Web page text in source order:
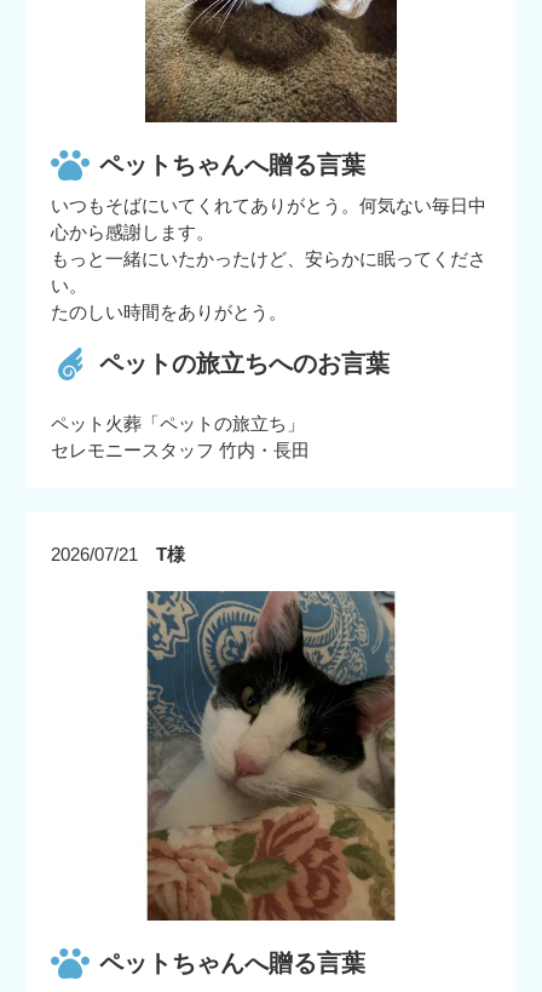
ペットちゃんへ贈る言葉
いつもそばにいてくれてありがとう。何気ない毎日中
心から感謝します。
もっと一緒にいたかったけど、安らかに眠ってくださ
い。
たのしい時間をありがとう。
ペットの旅立ちへのお言葉
ペット火葬「ペットの旅立ち」
セレモニースタッフ 竹内・長田
2026/07/21 T様
ペットちゃんへ贈る言葉